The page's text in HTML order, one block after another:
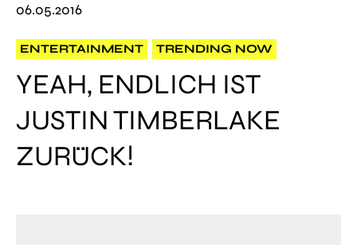
06.05.2016
ENTERTAINMENT TRENDING NOW
YEAH, ENDLICH IST
JUSTIN TIMBERLAKE
ZURÜCK!